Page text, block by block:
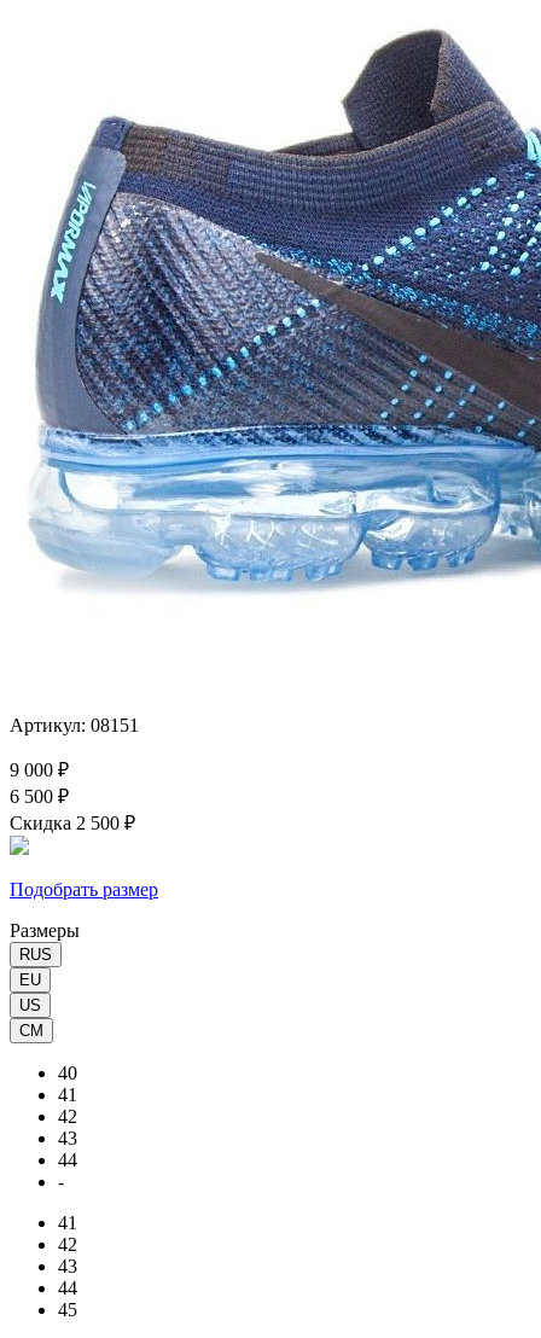
Артикул: 08151
9 000 ₽
6 500 ₽
Скидка 2 500 ₽
Подобрать размер
Размеры
RUS
EU
US
CM
40
41
42
43
44
-
41
42
43
44
45